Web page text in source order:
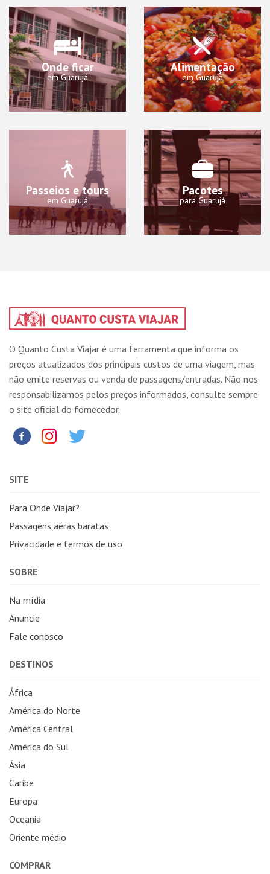
Onde ficar
em Guarujá
Alimentação
em Guarujá
Passeios e tours
em Guarujá
Pacotes
para Guarujá
O Quanto Custa Viajar é uma ferramenta que informa os
preços atualizados dos principais custos de uma viagem, mas
não emite reservas ou venda de passagens/entradas. Não nos
responsabilizamos pelos preços informados, consulte sempre
o site oficial do fornecedor.
SITE
Para Onde Viajar?
Passagens aéras baratas
Privacidade e termos de uso
SOBRE
Na mídia
Anuncie
Fale conosco
DESTINOS
África
América do Norte
América Central
América do Sul
Ásia
Caribe
Europa
Oceania
Oriente médio
COMPRAR